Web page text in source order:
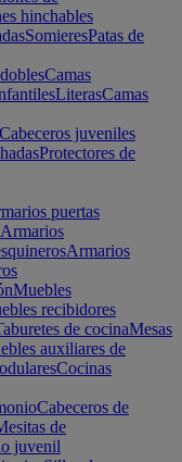
hinchables
SomieresPatas de
Camas
LiterasCamas
Cabeceros juveniles
Protectores de
puertas
Armarios
Armarios
Muebles
recibidores
de cocinaMesas
auxiliares de
Cocinas
Cabeceros de
de
juvenil